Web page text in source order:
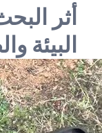
أثر
البيئة